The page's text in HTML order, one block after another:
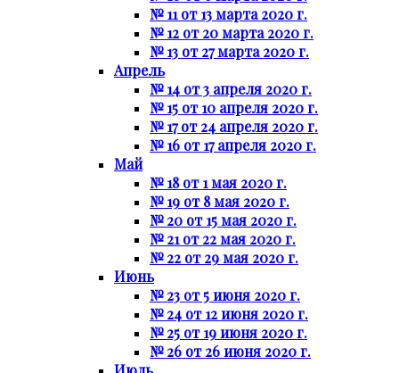
№ 11 от 13 марта 2020 г.
№ 12 от 20 марта 2020 г.
№ 13 от 27 марта 2020 г.
Апрель
№ 14 от 3 апреля 2020 г.
№ 15 от 10 апреля 2020 г.
№ 17 от 24 апреля 2020 г.
№ 16 от 17 апреля 2020 г.
Май
№ 18 от 1 мая 2020 г.
№ 19 от 8 мая 2020 г.
№ 20 от 15 мая 2020 г.
№ 21 от 22 мая 2020 г.
№ 22 от 29 мая 2020 г.
Июнь
№ 23 от 5 июня 2020 г.
№ 24 от 12 июня 2020 г.
№ 25 от 19 июня 2020 г.
№ 26 от 26 июня 2020 г.